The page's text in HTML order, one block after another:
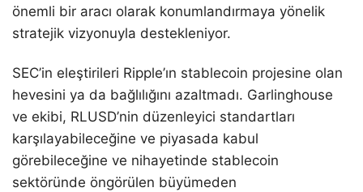
önemli bir aracı olarak konumlandırmaya yönelik
stratejik vizyonuyla destekleniyor.
SEC’in eleştirileri Ripple’ın stablecoin projesine olan
hevesini ya da bağlılığını azaltmadı. Garlinghouse
ve ekibi, RLUSD’nin düzenleyici standartları
karşılayabileceğine ve piyasada kabul
görebileceğine ve nihayetinde stablecoin
sektöründe öngörülen büyümeden